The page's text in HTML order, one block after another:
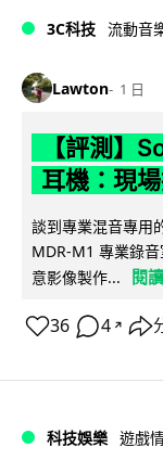
3C科技 流動音
Lawton 1 日
【評測】
耳機：現
談到專業混音專用
MDR-M1 專業錄
意影像製作...
閱
36 4 ↗
科技娛樂 遊戲